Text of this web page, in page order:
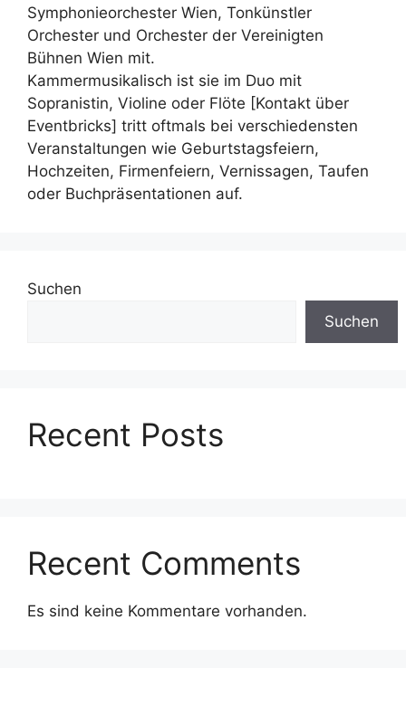
Symphonieorchester Wien, Tonkünstler
Orchester und Orchester der Vereinigten
Bühnen Wien mit.
Kammermusikalisch ist sie im Duo mit
Sopranistin, Violine oder Flöte [Kontakt über
Eventbricks] tritt oftmals bei verschiedensten
Veranstaltungen wie Geburtstagsfeiern,
Hochzeiten, Firmenfeiern, Vernissagen, Taufen
oder Buchpräsentationen auf.
Suchen
Suchen
Recent Posts
Recent Comments
Es sind keine Kommentare vorhanden.